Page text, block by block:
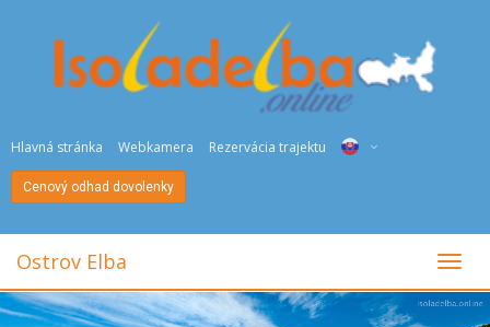
Hlavná stránka Webkamera Rezervácia trajektu
DEU
Cenový odhad dovolenky
Ostrov Elba